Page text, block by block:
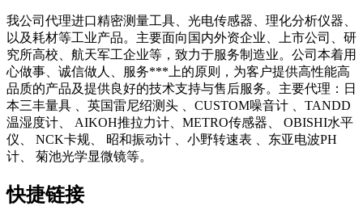
我公司代理进口精密测量工具、光电传感器、理化分析仪器、
以及耗材等工业产品。主要面向国内外资企业、上市公司、研
究所高校、航天军工企业等，致力于服务制造业。公司本着用
心做事、诚信做人、服务***上的原则，为客户提供高性能高
品质的产品及提供良好的技术支持与售后服务。主要代理：日
本三丰量具 、英国雷尼绍测头 、CUSTOM噪音计 、TANDD
温湿度计、 AIKOH推拉力计、METRO传感器、 OBISHI水平
仪、 NCK卡规、 昭和振动计 、小野转速表 、东亚电波PH
计、 菊池光学显微镜等。
快捷链接